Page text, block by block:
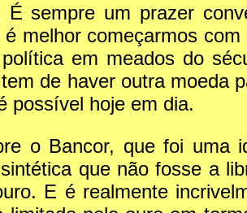
sempre um prazer
melhor começarmos
em meados do
de haver outra moeda
possível hoje em dia.
o Bancor, que foi uma
que não fosse a
E é realmente